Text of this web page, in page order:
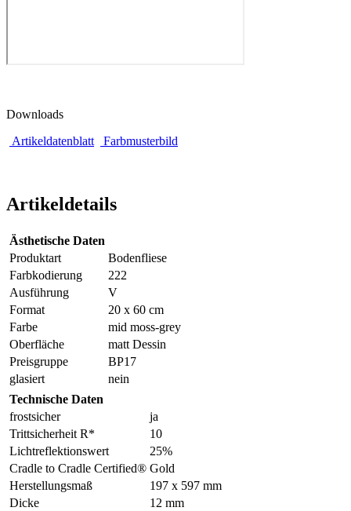
Downloads
Artikeldatenblatt
Farbmusterbild
Artikeldetails
Ästhetische Daten
Produktart
Bodenfliese
Farbkodierung
222
Ausführung
V
Format
20 x 60 cm
Farbe
mid moss-grey
Oberfläche
matt Dessin
Preisgruppe
BP17
glasiert
nein
Technische Daten
frostsicher
ja
Trittsicherheit R*
10
Lichtreflektionswert
25%
Cradle to Cradle Certified® Gold
Herstellungsmaß
197 x 597 mm
Dicke
12 mm